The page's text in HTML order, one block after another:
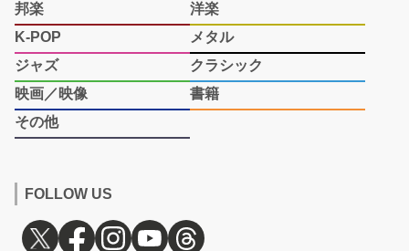
邦楽
洋楽
K-POP
メタル
ジャズ
クラシック
映画／映像
書籍
その他
FOLLOW US